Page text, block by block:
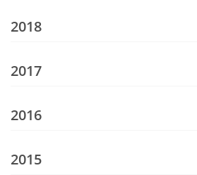
2018
2017
2016
2015